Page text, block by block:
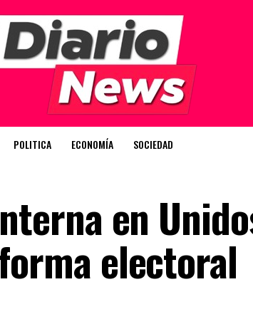
POLITICA ECONOMÍA SOCIEDAD
en
electoral